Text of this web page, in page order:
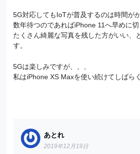
5G対応してもIoTが普及するのは時間が
数年待つのであればiPhone 11へ早めに
たくさん綺麗な写真を残した方がいい、
す。
5Gは楽しみですが、、、
私はiPhone XS Maxを使い続けてしばら
あとれ
2019年12月19日